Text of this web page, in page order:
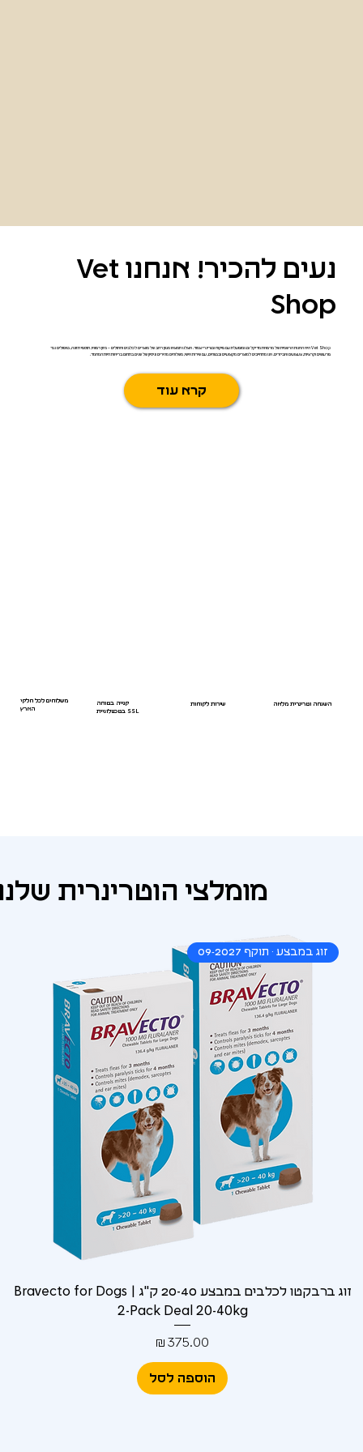
זוג במבצע · תוקף 09-2027
זוג ברבקטו לכלבים במבצע 20-40 ק"ג | Bravecto for Dogs
2-Pack Deal 20-40kg
מחיר
הוספה לסל
מומלצי הוטרינרית
משלוחים לכל חלקי
הארץ
קנייה בטוחה
בטכנולוגיית SSL
שירות לקוחות השגחה וטרינרית מלאה
נעים להכיר! אנחנו Vet
Shop
Vet Shop היא החנות הרשמית של מרפאת מדיקל וט ומופעלת עם פיקוח וטרינרי צמוד. אצלנו תמצאו מגוון רחב של מוצרים לכלבים וחתולים – מזון רפואי, תוספי תזונה, טיפולים נגד
פרעושים וקרציות, צעצועים ואביזרים. אנו מתחייבים למוצרים מקצועיים ובטוחים, עם שירות אישי, משלוחים מהירים וניסיון של שנים בתחום בריאות חיות המחמד.
קרא עוד